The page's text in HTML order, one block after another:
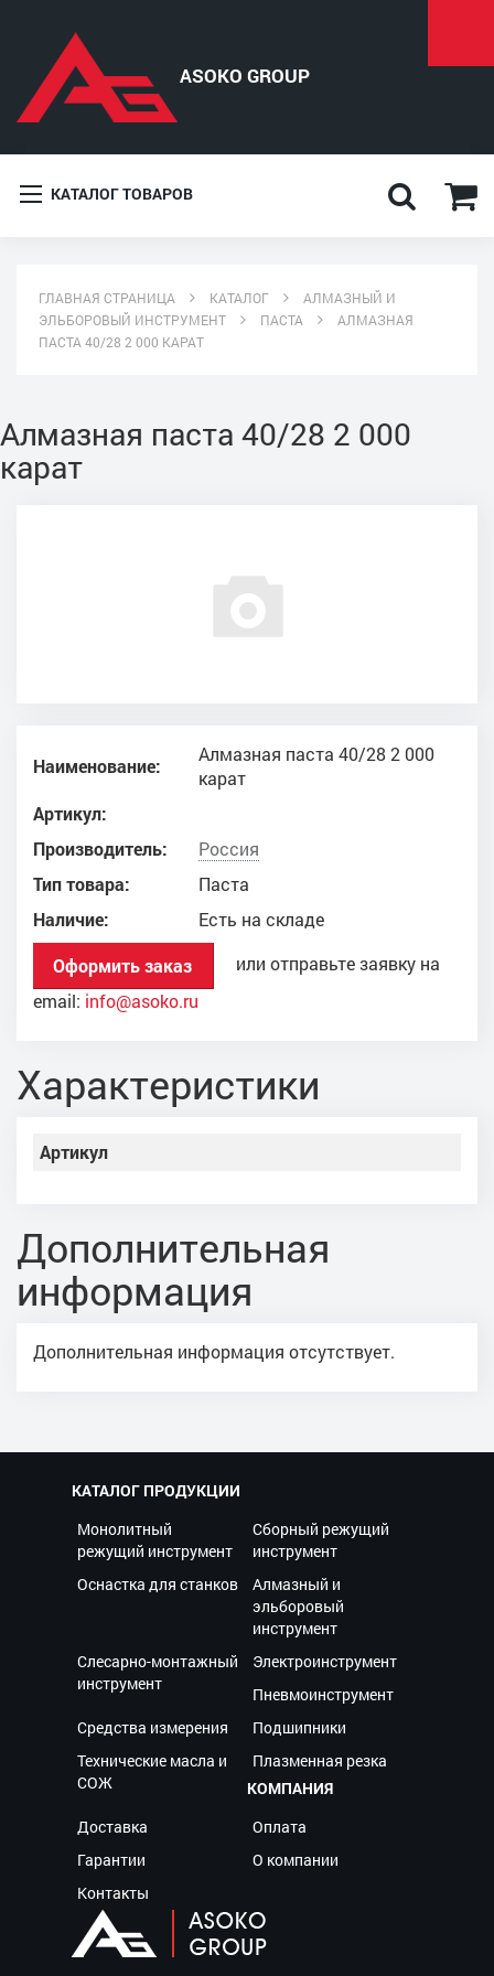
КАТАЛОГ ТОВАРОВ
ГЛАВНАЯ СТРАНИЦА КАТАЛОГ
АЛМАЗНЫЙ И
ЭЛЬБОРОВЫЙ ИНСТРУМЕНТ
ПАСТА
АЛМАЗНАЯ
ПАСТА 40/28 2 000 КАРАТ
Алмазная паста 40/28 2 000
карат
Наименование:
Алмазная паста 40/28 2 000
карат
Артикул:
Производитель:
Россия
Тип товара:
Паста
Наличие:
Есть на складе
Оформить заказ
или отправьте заявку на
email: info@asoko.ru
Характеристики
Артикул
Дополнительная
информация
Дополнительная информация отсутствует.
КАТАЛОГ ПРОДУКЦИИ
Монолитный
режущий инструмент
Сборный режущий
инструмент
Оснастка для станков
Алмазный и
эльборовый
инструмент
Слесарно-монтажный
инструмент
Электроинструмент
Пневмоинструмент
Средства измерения
Подшипники
Технические масла и
СОЖ
Плазменная резка
КОМПАНИЯ
Доставка
Оплата
Гарантии
О компании
Контакты